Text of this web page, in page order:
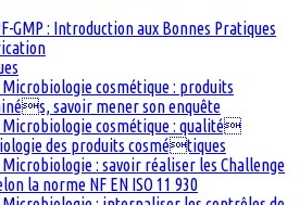
GMP : Introduction aux Bonnes Pratiques
Microbiologie cosmétique : produits
savoir mener son enquête
Microbiologie cosmétique : qualité
des produits cosmétiques
Microbiologie : savoir réaliser les Challenge
la norme NF EN ISO 11 930